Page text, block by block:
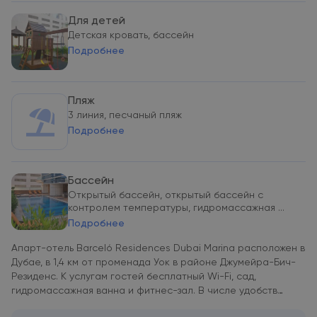
Для детей
Детская кровать, бассейн
Подробнее
Пляж
3 линия, песчаный пляж
Подробнее
Бассейн
Открытый бассейн, открытый бассейн с
контролем температуры, гидромассажная ...
Подробнее
Апарт-отель Barceló Residences Dubai Marina расположен в
Дубае, в 1,4 км от променада Уок в районе Джумейра-Бич-
Резиденс. К услугам гостей бесплатный Wi-Fi, сад,
гидромассажная ванна и фитнес-зал. В числе удобств